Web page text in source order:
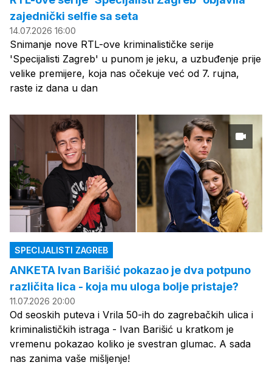
zajednički selfie sa seta
14.07.2026 16:00
Snimanje nove RTL-ove kriminalističke serije
'Specijalisti Zagreb' u punom je jeku, a uzbuđenje prije
velike premijere, koja nas očekuje već od 7. rujna,
raste iz dana u dan
SPECIJALISTI ZAGREB
ANKETA Ivan Barišić pokazao je dva potpuno
različita lica - koja mu uloga bolje pristaje?
11.07.2026 20:00
Od seoskih puteva i Vrila 50-ih do zagrebačkih ulica i
kriminalističkih istraga - Ivan Barišić u kratkom je
vremenu pokazao koliko je svestran glumac. A sada
nas zanima vaše mišljenje!